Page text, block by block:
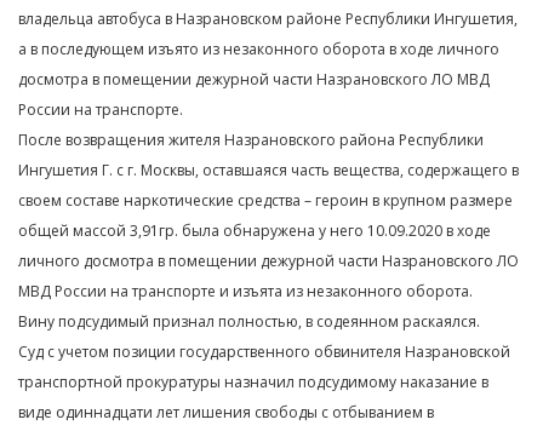
владельца автобуса в Назрановском районе Республики Ингушетия,
а в последующем изъято из незаконного оборота в ходе личного
досмотра в помещении дежурной части Назрановского ЛО МВД
России на транспорте.
После возвращения жителя Назрановского района Республики
Ингушетия Г. с г. Москвы, оставшаяся часть вещества, содержащего в
своем составе наркотические средства – героин в крупном размере
общей массой 3,91гр. была обнаружена у него 10.09.2020 в ходе
личного досмотра в помещении дежурной части Назрановского ЛО
МВД России на транспорте и изъята из незаконного оборота.
Вину подсудимый признал полностью, в содеянном раскаялся.
Суд с учетом позиции государственного обвинителя Назрановской
транспортной прокуратуры назначил подсудимому наказание в
виде одиннадцати лет лишения свободы с отбыванием в